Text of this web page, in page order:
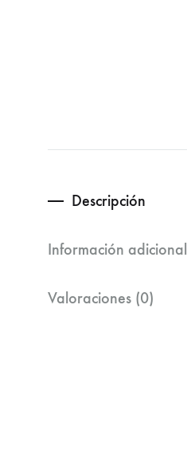
Descripción
Información adicional
Valoraciones (0)